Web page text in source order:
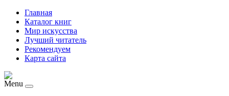
Главная
Каталог книг
Мир искусства
Лучший читатель
Рекомендуем
Карта сайта
Menu